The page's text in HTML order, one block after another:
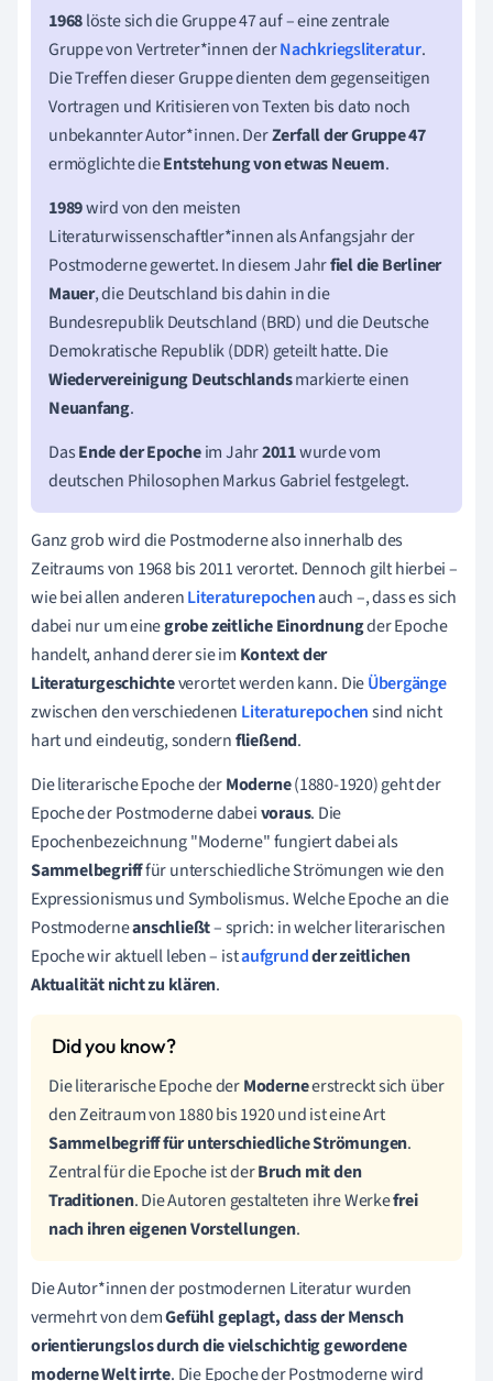
1968löste sich die Gruppe 47 auf – eine zentrale
Gruppe von Vertreter*innen derNachkriegsliteratur.
Die Treffen dieser Gruppe dienten dem gegenseitigen
Vortragen und Kritisieren von Texten bis dato noch
unbekannter Autor*innen. DerZerfall der Gruppe 47
ermöglichte dieEntstehung von etwas Neuem.
1989wird von den meisten
Literaturwissenschaftler*innen als Anfangsjahr der
Postmoderne gewertet. In diesem Jahrfiel die Berliner
Mauer, die Deutschland bis dahin in die
Bundesrepublik Deutschland (BRD) und die Deutsche
Demokratische Republik (DDR) geteilt hatte. Die
Wiedervereinigung Deutschlandsmarkierte einen
Neuanfang.
DasEnde der Epocheim Jahr2011wurde vom
deutschen Philosophen Markus Gabriel festgelegt.
Ganz grob wird die Postmoderne also innerhalb des
Zeitraums von 1968 bis 2011 verortet. Dennoch gilt hierbei –
wie bei allen anderenLiteraturepochenauch –, dass es sich
dabei nur um einegrobe zeitliche Einordnungder Epoche
handelt, anhand derer sie im Kontext der
Literaturgeschichteverortet werden kann. DieÜbergänge
zwischen den verschiedenen Literaturepochensind nicht
hart und eindeutig, sondernfließend.
Die literarische Epoche derModerne(1880-1920) geht der
Epoche der Postmoderne dabeivoraus. Die
Epochenbezeichnung "Moderne" fungiert dabei als
Sammelbegrifffür unterschiedliche Strömungen wie den
Expressionismus und Symbolismus. Welche Epoche an die
Postmoderneanschließt– sprich: in welcher literarischen
Epoche wir aktuell leben – istaufgrundder zeitlichen
Aktualität nicht zu klären.
Die literarische Epoche derModerneerstreckt sich über
den Zeitraum von 1880 bis 1920 und ist eine Art
Sammelbegriff für unterschiedliche Strömungen.
Zentral für die Epoche ist derBruch mit den
Traditionen. Die Autoren gestalteten ihre Werkefrei
nach ihren eigenen Vorstellungen.
Die Autor*innen der postmodernen Literatur wurden
vermehrt von demGefühl geplagt, dass der Mensch
orientierungslos durch die vielschichtig gewordene
moderne Welt irrte. Die Epoche der Postmoderne wird